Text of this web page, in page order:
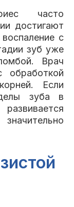
часто
достигают
с
зуб уже
Врач
обработкой
Если
зуба в